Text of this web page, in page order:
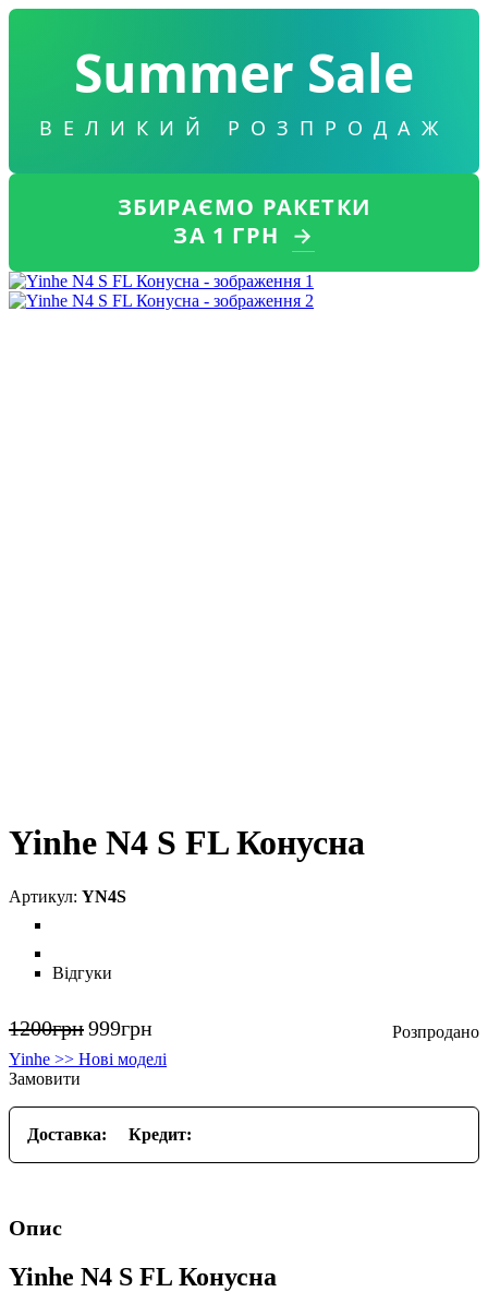
Summer Sale
ВЕЛИКИЙ РОЗПРОДАЖ
ЗБИРАЄМО РАКЕТКИ
ЗА 1 ГРН →
Yinhe N4 S FL Конусна
YN4S
Відгуки
1200грн999грн
Yinhe >> Нові моделі
Замовити
Доставка: Кредит:
Опис
Yinhe N4 S FL Конусна